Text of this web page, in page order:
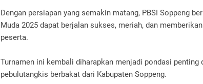
Dengan persiapan yang semakin matang, PBSI Soppeng
Muda 2025 dapat berjalan sukses, meriah, dan
peserta.
Turnamen ini kembali diharapkan menjadi pondasi penting
pebulutangkis berbakat dari Kabupaten Soppeng.